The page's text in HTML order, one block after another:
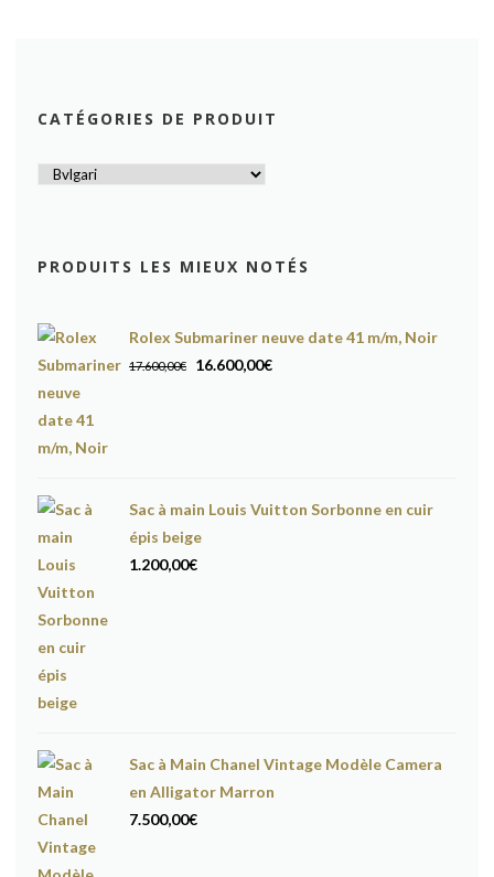
CATÉGORIES DE PRODUIT
PRODUITS LES MIEUX NOTÉS
Rolex Submariner neuve date 41 m/m, Noir
17.600,00€
Le
16.600,00€Le
Sac à main Louis Vuitton Sorbonne en cuir
épis beige
1.200,00€
Sac à Main Chanel Vintage Modèle Camera
en Alligator Marron
7.500,00€